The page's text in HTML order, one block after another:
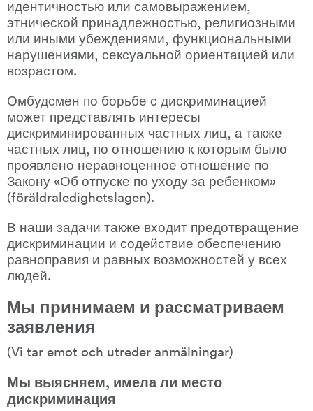
идентичностью или самовыражением,
этнической принадлежностью, религиозными
или иными убеждениями, функциональными
нарушениями, сексуальной ориентацией или
возрастом.
Омбудсмен по борьбе с дискриминацией
может представлять интересы
дискриминированных частных лиц, а также
частных лиц, по отношению к которым было
проявлено неравноценное отношение по
Закону «Об отпуске по уходу за ребенком»
(föräldraledighetslagen).
В наши задачи также входит предотвращение
дискриминации и содействие обеспечению
равноправия и равных возможностей у всех
людей.
Мы принимаем и рассматриваем
заявления
(Vi tar emot och utreder anmälningar)
Мы выясняем, имела ли место
дискриминация